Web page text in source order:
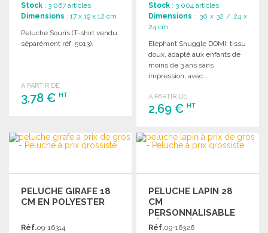
Stock : 3 067 articles
Dimensions : 17 x 19 x 12 cm
Peluche Souris (T-shirt vendu
séparément réf. 5013).
A PARTIR DE
3,78 € HT
Demander un devis
Stock : 3 004 articles
Dimensions : 30 x 32 / 24 x
24 cm
Eléphant Snuggle DOMI: tissu
doux, adapté aux enfants de
moins de 3 ans sans
impression, avec...
A PARTIR DE
2,69 €HT
COMMANDER
PELUCHE GIRAFE 18
CM EN POLYESTER
Réf.09-16314
PELUCHE LAPIN 28
CM
PERSONNALISABLE
SÉCURITÉ
Réf.09-16326